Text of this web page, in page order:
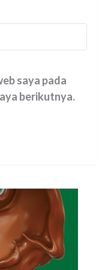
saya pada
berikutnya.